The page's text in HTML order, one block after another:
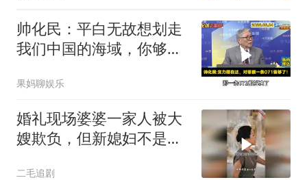
帅化民：平白无故想划走
我们中国的海域，你够格
果妈聊娱乐
婚礼现场婆婆一家人被大
嫂欺负，但新媳妇不是好
二毛追剧